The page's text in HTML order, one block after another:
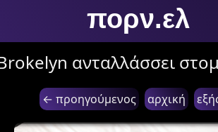
πορν.ελ
ανταλλάσσει
← προηγούμενος αρχική